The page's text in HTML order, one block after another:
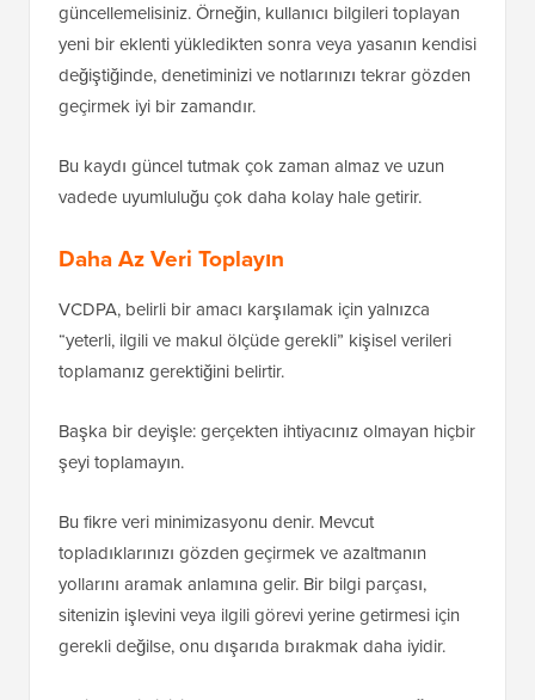
güncellemelisiniz. Örneğin, kullanıcı bilgileri toplayan
yeni bir eklenti yükledikten sonra veya yasanın kendisi
değiştiğinde, denetiminizi ve notlarınızı tekrar gözden
geçirmek iyi bir zamandır.
Bu kaydı güncel tutmak çok zaman almaz ve uzun
vadede uyumluluğu çok daha kolay hale getirir.
Daha Az Veri Toplayın
VCDPA, belirli bir amacı karşılamak için yalnızca
“yeterli, ilgili ve makul ölçüde gerekli” kişisel verileri
toplamanız gerektiğini belirtir.
Başka bir deyişle: gerçekten ihtiyacınız olmayan hiçbir
şeyi toplamayın.
Bu fikre veri minimizasyonu denir. Mevcut
topladıklarınızı gözden geçirmek ve azaltmanın
yollarını aramak anlamına gelir. Bir bilgi parçası,
sitenizin işlevini veya ilgili görevi yerine getirmesi için
gerekli değilse, onu dışarıda bırakmak daha iyidir.